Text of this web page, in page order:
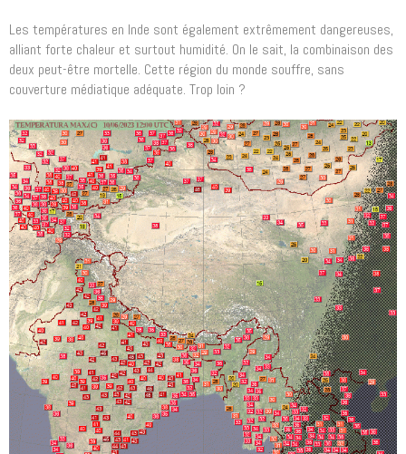
Les températures en Inde sont également extrêmement dangereuses,
alliant forte chaleur et surtout humidité. On le sait, la combinaison des
deux peut-être mortelle. Cette région du monde souffre, sans
couverture médiatique adéquate. Trop loin ?